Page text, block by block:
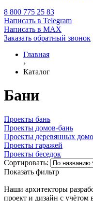
8 800 775 25 83
Написать в Telegram
Написать в MAX
Заказать обратный звонок
Главная
›
Каталог
Бани
Проекты бань
Проекты домов-бань
Проекты деревянных
Проекты гаражей
Проекты беседок
Сортировать:
Показать фильтр
Наши архитекторы
проект и дизайн с учётом